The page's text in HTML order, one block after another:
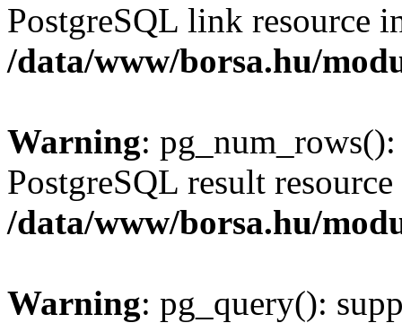
PostgreSQL link resource
/data/www/borsa.hu/
Warning:
PostgreSQL result
/data/www/borsa.hu/
Warning: pg_query():